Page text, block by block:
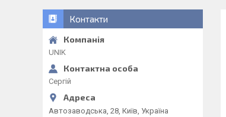
Контакти
UNIK
Сергій
Автозаводська, 28, Київ, Україна